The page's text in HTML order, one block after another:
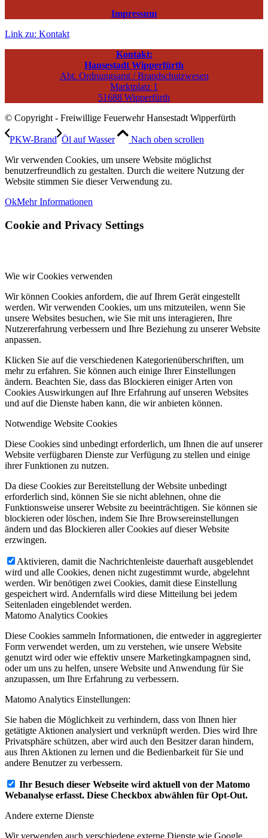
Impressum
Link zu: Kontakt
Kontakt:
Hansestadt Wipperfürth
Abt. Ordnungsamt / Brandschutzwesen
Marktplatz 1
51688 Wipperfürth
© Copyright - Freiwillige Feuerwehr Hansestadt Wipperfürth
PKW-Brand Öl auf Wasser
Nach oben scrollen
Wir verwenden Cookies, um unsere Website möglichst
benutzerfreundlich zu gestalten. Durch die weitere Nutzung der
Website stimmen Sie dieser Verwendung zu.
OkMehr Informationen
Cookie and Privacy Settings
Wie wir Cookies verwenden
Wir können Cookies anfordern, die auf Ihrem Gerät eingestellt
werden. Wir verwenden Cookies, um uns mitzuteilen, wenn Sie
unsere Websites besuchen, wie Sie mit uns interagieren, Ihre
Nutzererfahrung verbessern und Ihre Beziehung zu unserer Website
anpassen.
Klicken Sie auf die verschiedenen Kategorienüberschriften, um
mehr zu erfahren. Sie können auch einige Ihrer Einstellungen
ändern. Beachten Sie, dass das Blockieren einiger Arten von
Cookies Auswirkungen auf Ihre Erfahrung auf unseren Websites
und auf die Dienste haben kann, die wir anbieten können.
Notwendige Website Cookies
Diese Cookies sind unbedingt erforderlich, um Ihnen die auf unserer
Website verfügbaren Dienste zur Verfügung zu stellen und einige
ihrer Funktionen zu nutzen.
Da diese Cookies zur Bereitstellung der Website unbedingt
erforderlich sind, können Sie sie nicht ablehnen, ohne die
Funktionsweise unserer Website zu beeinträchtigen. Sie können sie
blockieren oder löschen, indem Sie Ihre Browsereinstellungen
ändern und das Blockieren aller Cookies auf dieser Website
erzwingen.
Aktivieren, damit die Nachrichtenleiste dauerhaft ausgeblendet
wird und alle Cookies, denen nicht zugestimmt wurde, abgelehnt
werden. Wir benötigen zwei Cookies, damit diese Einstellung
gespeichert wird. Andernfalls wird diese Mitteilung bei jedem
Seitenladen eingeblendet werden.
Matomo Analytics Cookies
Diese Cookies sammeln Informationen, die entweder in aggregierter
Form verwendet werden, um zu verstehen, wie unsere Website
genutzt wird oder wie effektiv unsere Marketingkampagnen sind,
oder um uns zu helfen, unsere Website und Anwendung für Sie
anzupassen, um Ihre Erfahrung zu verbessern.
Matomo Analytics Einstellungen:
Sie haben die Möglichkeit zu verhindern, dass von Ihnen hier
getätigte Aktionen analysiert und verknüpft werden. Dies wird Ihre
Privatsphäre schützen, aber wird auch den Besitzer daran hindern,
aus Ihren Aktionen zu lernen und die Bedienbarkeit für Sie und
andere Benutzer zu verbessern.
Ihr Besuch dieser Webseite wird aktuell von der Matomo
Webanalyse erfasst. Diese Checkbox abwählen für Opt-Out.
Andere externe Dienste
Wir verwenden auch verschiedene externe Dienste wie Google